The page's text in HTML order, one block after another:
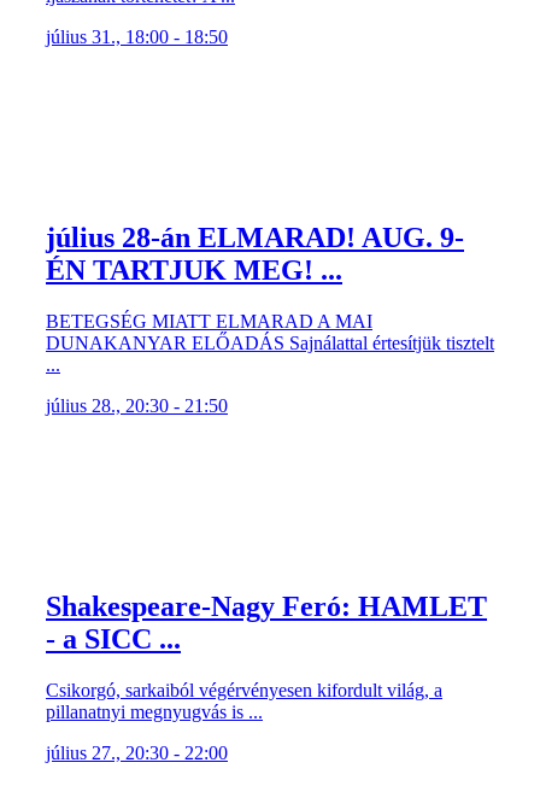
július 31., 18:00 - 18:50
július 28-án ELMARAD! AUG. 9-
ÉN TARTJUK MEG! ...
BETEGSÉG MIATT ELMARAD A MAI
DUNAKANYAR ELŐADÁS Sajnálattal értesítjük tisztelt
...
július 28., 20:30 - 21:50
Shakespeare-Nagy Feró: HAMLET
- a SICC ...
Csikorgó, sarkaiból végérvényesen kifordult világ, a
pillanatnyi megnyugvás is ...
július 27., 20:30 - 22:00